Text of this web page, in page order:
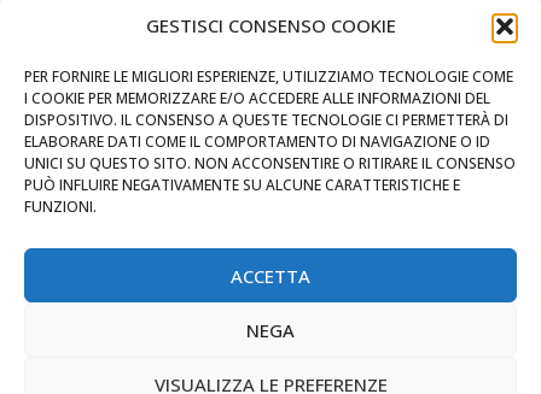
GESTISCI CONSENSO COOKIE
PER FORNIRE LE MIGLIORI ESPERIENZE, UTILIZZIAMO TECNOLOGIE COME
I COOKIE PER MEMORIZZARE E/O ACCEDERE ALLE INFORMAZIONI DEL
DISPOSITIVO. IL CONSENSO A QUESTE TECNOLOGIE CI PERMETTERÀ DI
ELABORARE DATI COME IL COMPORTAMENTO DI NAVIGAZIONE O ID
UNICI SU QUESTO SITO. NON ACCONSENTIRE O RITIRARE IL CONSENSO
PUÒ INFLUIRE NEGATIVAMENTE SU ALCUNE CARATTERISTICHE E
FUNZIONI.
ACCETTA
NEGA
VISUALIZZA LE PREFERENZE
349 3863811
chiavicodificate@gmail.com
Privacy Policy
Cookie Policy
MAPS
CHIAMA ORA